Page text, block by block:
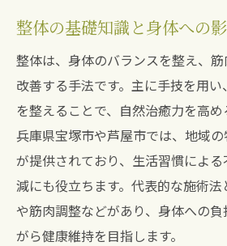
整体が身体のバランスを
整体教室の実践で得られ
慢性的な肩こりや腰痛に
整体教室で習得できるセ
整体を学びたい方へ教室選び
整体教室の選び方と学ぶ
整体を基礎から学ぶため
ト
整体の基礎知識と身体への
整体は、身体のバランスを整え、
改善する手法です。主に手技を用
を整えることで、自然治癒力を高め
兵庫県宝塚市や芦屋市では、地域
が提供されており、生活習慣によ
減にも役立ちます。代表的な施術
や筋肉調整などがあり、身体への
がら健康維持を目指します。